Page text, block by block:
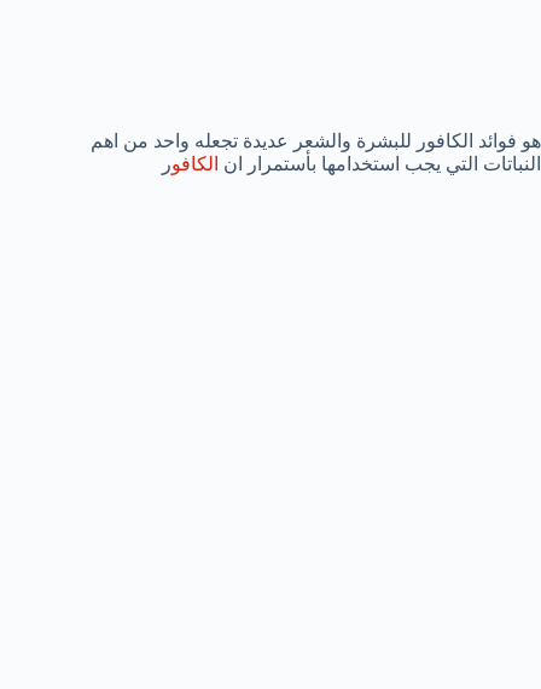
هو فوائد الكافور للبشرة والشعر عديدة تجعله واحد من اهم
النباتات التي يجب استخدامها بأستمرار ان الكافور